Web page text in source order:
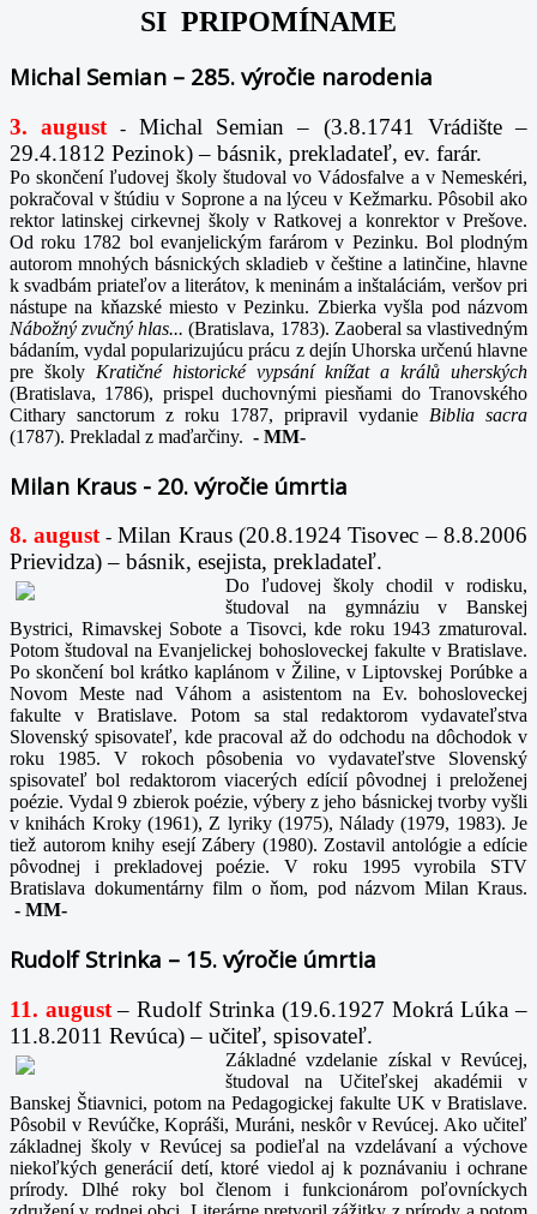
SI PRIPOMÍNAME
Michal Semian – 285. výročie narodenia
3. august -Michal Semian – (3.8.1741 Vrádište –
29.4.1812 Pezinok) – básnik, prekladateľ, ev. farár.
Po skončení ľudovej školy študoval vo Vádosfalve a v Nemeskéri,
pokračoval v štúdiu v Soprone a na lýceu v Kežmarku. Pôsobil ako
rektor latinskej cirkevnej školy v Ratkovej a konrektor v Prešove.
Od roku 1782 bol evanjelickým farárom v Pezinku. Bol plodným
autorom mnohých básnických skladieb v češtine a latinčine, hlavne
k svadbám priateľov a literátov, k meninám a inštaláciám, veršov pri
nástupe na kňazské miesto v Pezinku. Zbierka vyšla pod názvom
Nábožný zvučný hlas...(Bratislava, 1783). Zaoberal sa vlastivedným
bádaním, vydal popularizujúcu prácu z dejín Uhorska určenú hlavne
pre školy Kratičné historické vypsání knížat a králů uherských
(Bratislava, 1786), prispel duchovnými piesňami do Tranovského
Cithary sanctorum z roku 1787, pripravil vydanie Biblia sacra
(1787). Prekladal z maďarčiny. - MM-
Milan Kraus - 20. výročie úmrtia
8. august -Milan Kraus (20.8.1924 Tisovec – 8.8.2006
Prievidza) – básnik, esejista, prekladateľ.
Do ľudovej školy chodil v rodisku,
študoval na gymnáziu v Banskej
Bystrici, Rimavskej Sobote a Tisovci, kde roku 1943 zmaturoval.
Potom študoval na Evanjelickej bohosloveckej fakulte v Bratislave.
Po skončení bol krátko kaplánom v Žiline, v Liptovskej Porúbke a
Novom Meste nad Váhom a asistentom na Ev. bohosloveckej
fakulte v Bratislave. Potom sa stal redaktorom vydavateľstva
Slovenský spisovateľ, kde pracoval až do odchodu na dôchodok v
roku 1985. V rokoch pôsobenia vo vydavateľstve Slovenský
spisovateľ bol redaktorom viacerých edícií pôvodnej i preloženej
poézie. Vydal 9 zbierok poézie, výbery z jeho básnickej tvorby vyšli
v knihách Kroky (1961), Z lyriky (1975), Nálady (1979, 1983). Je
tiež autorom knihy esejí Zábery (1980). Zostavil antológie a edície
pôvodnej i prekladovej poézie. V roku 1995 vyrobila STV
Bratislava dokumentárny film o ňom, pod názvom Milan Kraus.
- MM-
Rudolf Strinka – 15. výročie úmrtia
11. august – Rudolf Strinka (19.6.1927 Mokrá Lúka –
11.8.2011 Revúca) – učiteľ, spisovateľ.
Základné vzdelanie získal v Revúcej,
študoval na Učiteľskej akadémii v
Banskej Štiavnici, potom na Pedagogickej fakulte UK v Bratislave.
Pôsobil v Revúčke, Kopráši, Muráni, neskôr v Revúcej. Ako učiteľ
základnej školy v Revúcej sa podieľal na vzdelávaní a výchove
niekoľkých generácií detí, ktoré viedol aj k poznávaniu i ochrane
prírody. Dlhé roky bol členom i funkcionárom poľovníckych